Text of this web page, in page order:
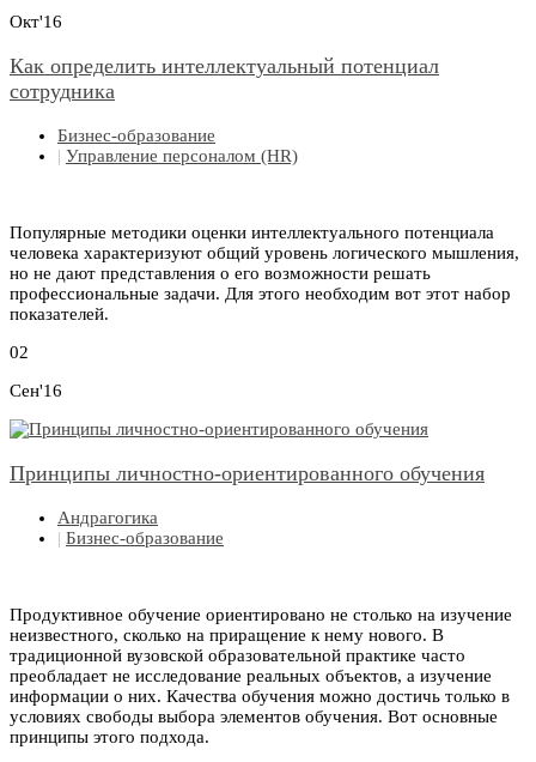
Окт'16
Как определить интеллектуальный потенциал
сотрудника
Бизнес-образование
| Управление персоналом (HR)
Популярные методики оценки интеллектуального потенциала
человека характеризуют общий уровень логического мышления,
но не дают представления о его возможности решать
профессиональные задачи. Для этого необходим вот этот набор
показателей.
02
Сен'16
Принципы личностно-ориентированного обучения
Андрагогика
| Бизнес-образование
Продуктивное обучение ориентировано не столько на изучение
неизвестного, сколько на приращение к нему нового. В
традиционной вузовской образовательной практике часто
преобладает не исследование реальных объектов, а изучение
информации о них. Качества обучения можно достичь только в
условиях свободы выбора элементов обучения. Вот основные
принципы этого подхода.